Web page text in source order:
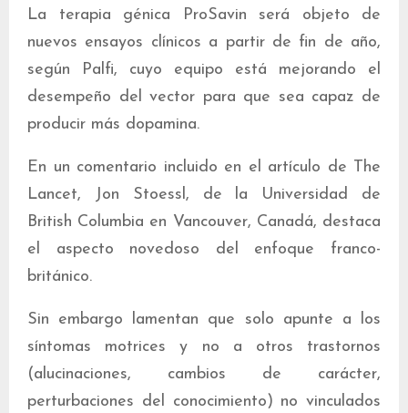
La terapia génica ProSavin será objeto de
nuevos ensayos clínicos a partir de fin de año,
según Palfi, cuyo equipo está mejorando el
desempeño del vector para que sea capaz de
producir más dopamina.
En un comentario incluido en el artículo de The
Lancet, Jon Stoessl, de la Universidad de
British Columbia en Vancouver, Canadá, destaca
el aspecto novedoso del enfoque franco-
británico.
Sin embargo lamentan que solo apunte a los
síntomas motrices y no a otros trastornos
(alucinaciones, cambios de carácter,
perturbaciones del conocimiento) no vinculados